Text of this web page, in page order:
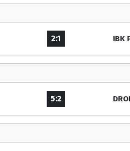
2:1 IBK
5:2